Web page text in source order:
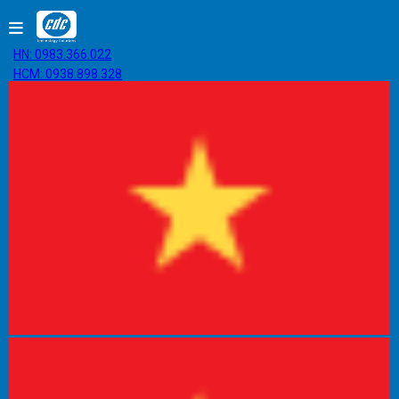
HN: 0983.366.022
HCM: 0938.898.328